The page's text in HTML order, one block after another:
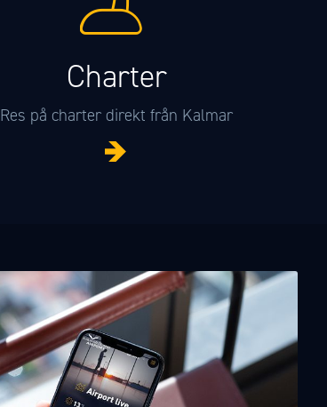
Charter
Res på charter direkt från Kalmar